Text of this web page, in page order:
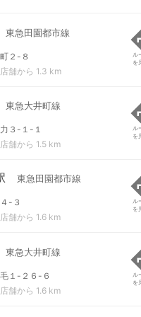
東急田園都市線
２-８
舗から 1.3 km
ル
を
東急大井町線
３-１-１
舗から 1.5 km
ル
を
東急田園都市線
-３
舗から 1.6 km
ル
を
東急大井町線
１-２６-６
舗から 1.6 km
ル
を